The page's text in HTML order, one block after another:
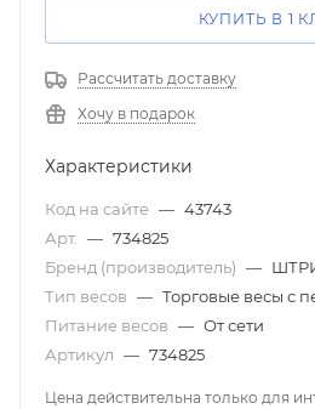
КУПИТЬ В 1
Рассчитать доставку
Хочу в подарок
Характеристики
Код на сайте — 43743
Арт. — 734825
Бренд (производитель) —
Тип весов — Торговые весы с
Питание весов — От сети
Артикул — 734825
Цена действительна только для